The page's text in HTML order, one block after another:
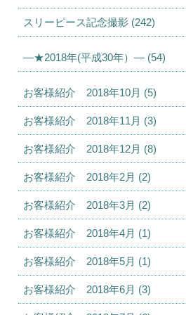
スリーピース記念撮影 (242)
—★2018年(平成30年）— (54)
お客様紹介 2018年10月 (5)
お客様紹介 2018年11月 (3)
お客様紹介 2018年12月 (8)
お客様紹介 2018年2月 (2)
お客様紹介 2018年3月 (2)
お客様紹介 2018年4月 (1)
お客様紹介 2018年5月 (1)
お客様紹介 2018年6月 (3)